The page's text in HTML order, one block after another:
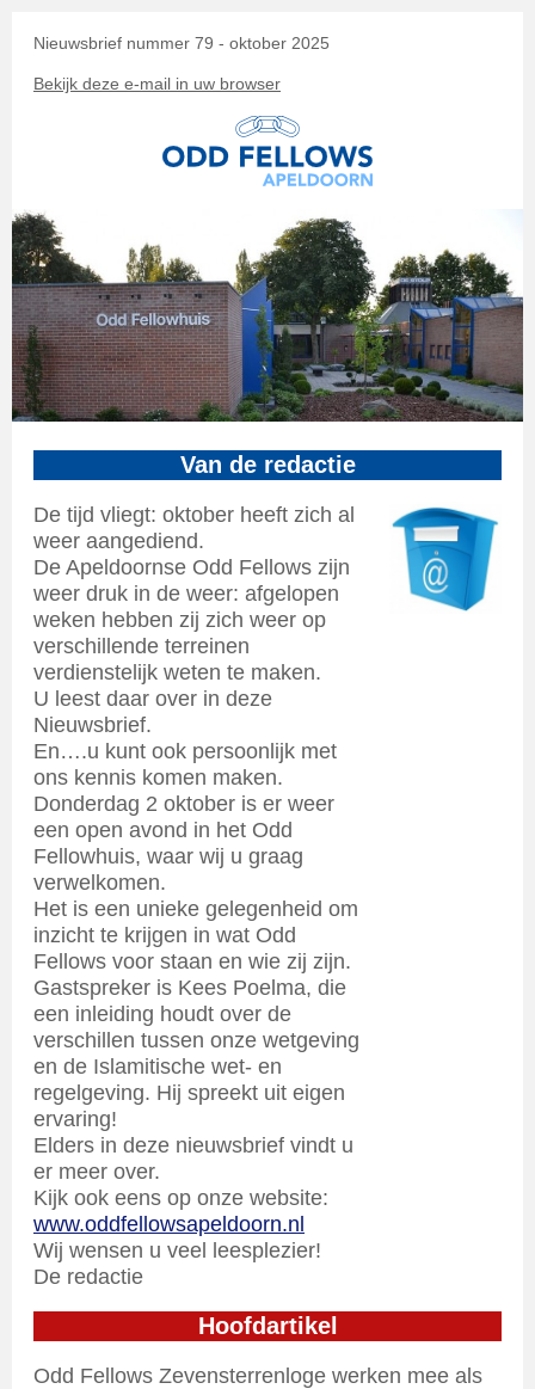
Nieuwsbrief nummer 79 - oktober 2025
Bekijk deze e-mail in uw browser
Van de redactie
De tijd vliegt: oktober heeft zich al
weer aangediend.
De Apeldoornse Odd Fellows zijn
weer druk in de weer: afgelopen
weken hebben zij zich weer op
verschillende terreinen
verdienstelijk weten te maken.
U leest daar over in deze
Nieuwsbrief.
En….u kunt ook persoonlijk met
ons kennis komen maken.
Donderdag 2 oktober is er weer
een open avond in het Odd
Fellowhuis, waar wij u graag
verwelkomen.
Het is een unieke gelegenheid om
inzicht te krijgen in wat Odd
Fellows voor staan en wie zij zijn.
Gastspreker is Kees Poelma, die
een inleiding houdt over de
verschillen tussen onze wetgeving
en de Islamitische wet- en
regelgeving. Hij spreekt uit eigen
ervaring!
Elders in deze nieuwsbrief vindt u
er meer over.
Kijk ook eens op onze website:
www.oddfellowsapeldoorn.nl
Wij wensen u veel leesplezier!
De redactie
Hoofdartikel
Odd Fellows Zevensterrenloge werken mee als